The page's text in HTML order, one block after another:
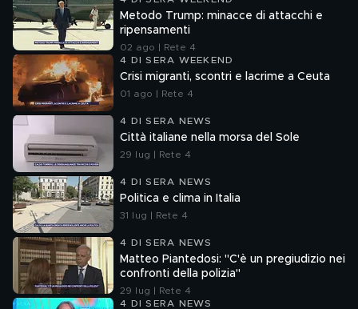
Metodo Trump: minacce di attacchi e
ripensamenti
02 ago | Rete 4
4 DI SERA WEEKEND
Crisi migranti, scontri e lacrime a Ceuta
01 ago | Rete 4
4 DI SERA NEWS
Città italiane nella morsa del Sole
29 lug | Rete 4
4 DI SERA NEWS
Politica e clima in Italia
31 lug | Rete 4
4 DI SERA NEWS
Matteo Piantedosi: "C'è un pregiudizio nei
confronti della polizia"
29 lug | Rete 4
4 DI SERA NEWS